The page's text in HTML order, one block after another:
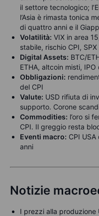
il settore tecnologico;
l’Asia è rimasta tonica
di quattro anni e il
Volatilità: VIX in area
stabile, rischio CPI,
Digital Assets: BTC/
ETHA, altcoin misti,
Obbligazioni:
del CPI
Valute: USD rifiuta di
supporto. Corone
Commodities: l’oro si
CPI. Il greggio resta
Eventi macro: CPI
anni
Notizie
I prezzi alla produzione